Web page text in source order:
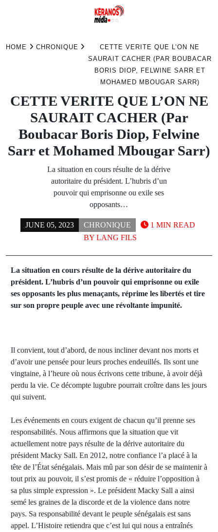
HOME CHRONIQUE
CETTE VERITE QUE L’ON NE
SAURAIT CACHER (PAR BOUBACAR
BORIS DIOP, FELWINE SARR ET
MOHAMED MBOUGAR SARR)
CETTE VERITE QUE L’ON NE
SAURAIT CACHER (Par
Boubacar Boris Diop, Felwine
Sarr et Mohamed Mbougar Sarr)
La situation en cours résulte de la dérive
autoritaire du président. L’hubris d’un
pouvoir qui emprisonne ou exile ses
opposants…
JUNE 05, 2023
CHRONIQUE
BY LANG FILS
1 MIN READ
La situation en cours résulte de la dérive autoritaire du
président. L’hubris d’un pouvoir qui emprisonne ou exile
ses opposants les plus menaçants, réprime les libertés et tire
sur son propre peuple avec une révoltante impunité.
Il convient, tout d’abord, de nous incliner devant nos morts et
d’avoir une pensée pour leurs proches endeuillés. Ils sont une
vingtaine, à l’heure où nous écrivons cette tribune, à avoir déjà
perdu la vie. Ce décompte lugubre pourrait croître dans les jours
qui suivent.
Les événements en cours exigent de chacun qu’il prenne ses
responsabilités. Nous affirmons que la situation que vit
actuellement notre pays résulte de la dérive autoritaire du
président Macky Sall. En 2012, notre confiance l’a placé à la
tête de l’État sénégalais. Mais mû par son désir de se maintenir à
tout prix au pouvoir, il s’est promis de « réduire l’opposition à
sa plus simple expression ». Le président Macky Sall a ainsi
semé les graines de la discorde et de la violence dans notre
pays. Sa responsabilité devant le peuple sénégalais est sans
appel. L’Histoire retiendra que c’est lui qui nous a entraînés